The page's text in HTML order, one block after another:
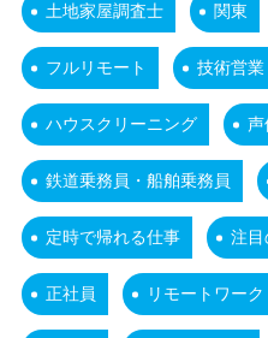
土地家屋調査士 関東
フルリモート 技術営業
ハウスクリーニング 声
鉄道乗務員・船舶乗務員
定時で帰れる仕事 注目
正社員 リモートワー